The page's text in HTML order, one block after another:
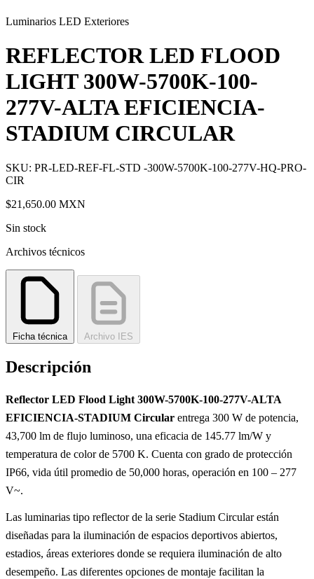
Luminarios LED Exteriores
REFLECTOR LED FLOOD
LIGHT 300W-5700K-100-
277V-ALTA EFICIENCIA-
STADIUM CIRCULAR
SKU: PR-LED-REF-FL-STD -300W-5700K-100-277V-HQ-PRO-
CIR
$21,650.00 MXN
Sin stock
Archivos técnicos
Ficha técnica Archivo IES
Descripción
Reflector LED Flood Light 300W-5700K-100-277V-ALTA
EFICIENCIA-STADIUM Circular entrega 300 W de potencia,
43,700 lm de flujo luminoso, una eficacia de 145.77 lm/W y
temperatura de color de 5700 K. Cuenta con grado de protección
IP66, vida útil promedio de 50,000 horas, operación en 100 – 277
V~.
Las luminarias tipo reflector de la serie Stadium Circular están
diseñadas para la iluminación de espacios deportivos abiertos,
estadios, áreas exteriores donde se requiera iluminación de alto
desempeño. Las diferentes opciones de montaje facilitan la